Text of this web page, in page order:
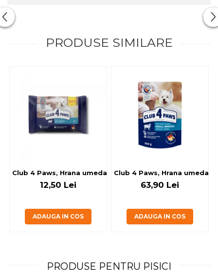
PRODUSE SIMILARE
Club 4 Paws, Hrana umeda caini - cu miel, set 5+1, 6x80 g
12,50 Lei
ADAUGA IN COS
Club 4 Paws, Hrana umeda
63,90 Lei
ADAUGA IN COS
PRODUSE PENTRU PISICI